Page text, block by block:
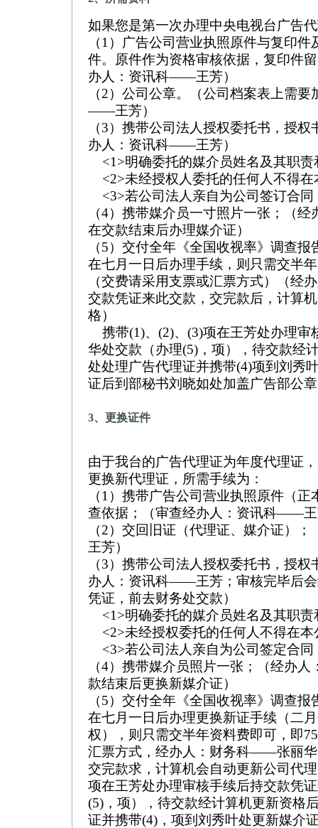
如果您是第一次办理中央电视台广告
（1）广告公司营业执照原件与复印
件。原件作为资格审核依据，复印件
办人：资讯科——王芳）
（2）公司公章。（公司档案表上需
——王芳）
（3）携带公司法人授权委托书，授
办人：资讯科——王芳）
<1>明确委托的媒介员姓名及其职责
<2>未经授权人委托的任何人不得在
<3>若公司法人亲自为公司签订合同
（4）携带媒介员一寸照片一张；（
在交款结束后办理媒介证）
（5）交付全年《全国收视率》调查
在七月一日后办理手续，则只需交半
（交费请采用支票或汇票方式）（
交款凭证来此交款，交完款后，计算
格）
携带(1)、(2)、(3)项在王芳处办理审
华处交款（办理(5)，项），待交款经
处处理广告代理证并携带(4)项到刘秀
证后到部秘书刘晓如处加盖广告部公
3、更换证件
由于我台的广告代理证为年度代理证
更换新代理证，所需手续为：
（1）携带广告公司营业执照原件（
查依据；（审查经办人：资讯科——
（2）交回旧证（代理证、媒介证）
王芳）
（3）携带公司法人授权委托书，授
办人：资讯科——王芳；审核完毕后
凭证，前去财务处交款）
<1>明确委托的媒介员姓名及其职责
<2>未经授权委托的任何人不得在本
<3>若公司法人亲自为公司签定合同
（4）携带媒介员照片一张；（经办
款结束后更换新媒介证）
（5）交付全年《全国收视率》调查
在七月一日后办理更换新证手续（二
权），则只需交半年资料费即可，即
汇票方式，经办人：财务科——张丽
交完款求，计算机会自动更新公司代
项在王芳处办理审核手续后持交款凭
(5)，项），待交款经计算机更新资格
证并携带(4)，项到刘秀叶处更新媒介